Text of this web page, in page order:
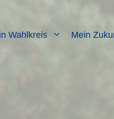
Wahlkreis Mein